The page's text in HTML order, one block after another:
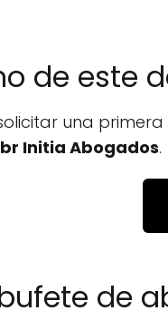
de este
una
Initia Abogados.
de